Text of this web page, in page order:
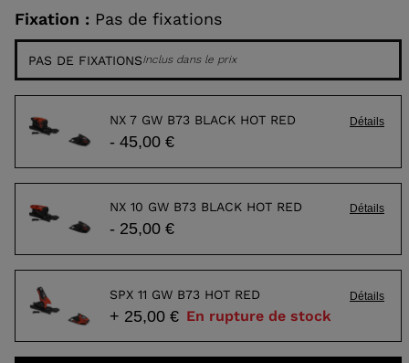
Fixation : Pas de fixations
PAS DE FIXATIONSInclus dans le prix
NX 7 GW B73 BLACK HOT RED Détails
- 45,00 €
NX 10 GW B73 BLACK HOT RED Détails
- 25,00 €
SPX 11 GW B73 HOT RED Détails
En rupture de stock
+ 25,00 €